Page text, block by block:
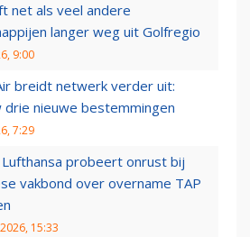
net als veel andere
langer weg uit Golfregio
9:00
breidt netwerk verder uit:
drie nieuwe bestemmingen
7:29
probeert onrust bij
vakbond over overname TAP
15:33